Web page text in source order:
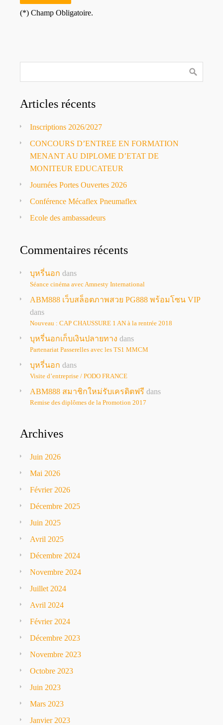
(*) Champ Obligatoire.
Articles récents
Inscriptions 2026/2027
CONCOURS D’ENTREE EN FORMATION
MENANT AU DIPLOME D’ETAT DE
MONITEUR EDUCATEUR
Journées Portes Ouvertes 2026
Conférence Mécaflex Pneumaflex
Ecole des ambassadeurs
Commentaires récents
บุหรี่นอก dans
Séance cinéma avec Amnesty International
ABM888 เว็บสล็อตภาพสวย PG888 พร้อมโซน VIP
dans
Nouveau : CAP CHAUSSURE 1 AN à la rentrée 2018
บุหรี่นอกเก็บเงินปลายทาง dans
Partenariat Passerelles avec les TS1 MMCM
บุหรี่นอก dans
Visite d’entreprise / PODO FRANCE
ABM888 สมาชิกใหม่รับเครดิตฟรี dans
Remise des diplômes de la Promotion 2017
Archives
Juin 2026
Mai 2026
Février 2026
Décembre 2025
Juin 2025
Avril 2025
Décembre 2024
Novembre 2024
Juillet 2024
Avril 2024
Février 2024
Décembre 2023
Novembre 2023
Octobre 2023
Juin 2023
Mars 2023
Janvier 2023